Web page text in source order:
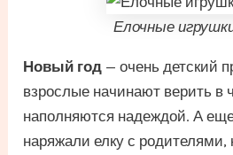
Елочные
Новый год — очень детский
взрослые начинают верить в
наполняются надеждой. А
наряжали елку с родителями,